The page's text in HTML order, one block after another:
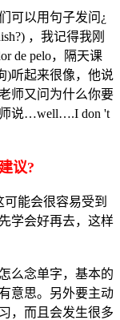
可以用句子发问¿
，我记得我刚
de pelo，隔天课
)听起来很像，他说
师又问为什么你要
说…well….I don 't
议?
能会很容易受到
学会好再去，这样
么念单字，基本的
意思。另外要主动
，而且会发生很多